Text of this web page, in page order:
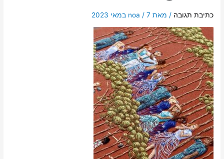
כתיבת תגובה / מאת noa / 7 במאי 2023